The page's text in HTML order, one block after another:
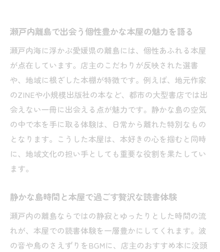
を紹介
購入前の本が読めるカフェ体験と本屋探索
の楽しみ
上島町ゆめしま海道が繋ぐ本屋巡りの旅
上島町とゆめしま海道で楽しむ本屋巡りの
コツ
本屋好きがゆめしま海道を旅する魅力とは
何か
ゆめしま海道の先にある個性派本屋の楽し
た時間
愛媛上島町の離島本屋で見つける特別な本
との出会い
瀬戸内離島で出会う個性豊かな本屋の魅力を語る
瀬戸内海に浮かぶ愛媛県の離島には、個性あふれる本屋
が点在しています。店主のこだわりが反映された選書
や、地域に根ざした本棚が特徴です。例えば、地元作家
のZINEや小規模出版社の本など、都市の大型書店では出
会えない一冊に出会える点が魅力です。静かな島の空気
の中で本を手に取る体験は、日常から離れた特別なもの
となります。こうした本屋は、本好きの心を掴むと同時
に、地域文化の担い手としても重要な役割を果たしてい
ます。
静かな島時間と本屋で過ごす贅沢な読書体験
瀬戸内の離島ならではの静寂とゆったりとした時間の流
れが、本屋での読書体験を一層豊かにしてくれます。波
の音や鳥のさえずりをBGMに、店主のおすすめ本に没頭